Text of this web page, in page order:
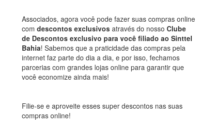
Associados, agora você pode fazer suas compras online
com descontos exclusivos através do nosso Clube
de Descontos exclusivo para você filiado ao Sinttel
Bahia! Sabemos que a praticidade das compras pela
internet faz parte do dia a dia, e por isso, fechamos
parcerias com grandes lojas online para garantir que
você economize ainda mais!
Filie-se e aproveite esses super descontos nas suas
compras online!